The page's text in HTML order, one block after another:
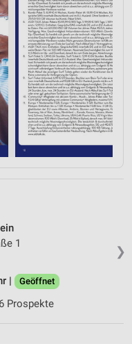
❯
1
|
Geöffnet
Prospekte